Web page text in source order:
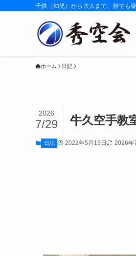
子供（幼児）から大人まで、誰でも
ホーム 日記
牛久空手教
2026
7/29
日記 2022年5月19日 2026年